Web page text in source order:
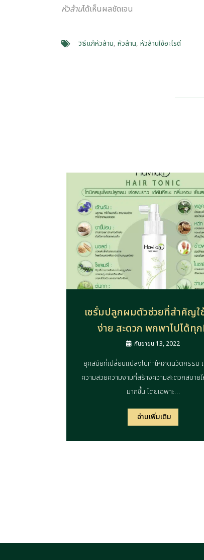
หัวล้านได้เห็นผลชัดเจน
วิธีแก้หัวล้าน, หัวล้าน, หัวล้านใช้อะไรดี
เซรั่มปลูกผมตัวช่วยที่สำคัญใ
ง่าย สะดวก พกพาไปได้ทุ
กันยายน 13, 2022
ยุคสมัยที่เปลี่ยนแปลงไปทำให้เกิดนวัตกรรม
ความสวยความงามที่สร้างความสะดวกสบาย
มากขึ้น โดยเฉพาะ…
อ่านเพิ่มเติม